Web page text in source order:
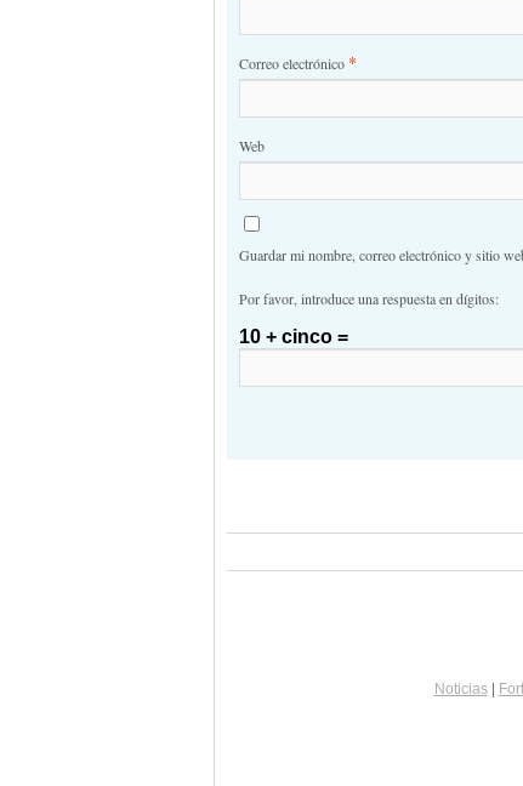
Correo electrónico *
Web
Guardar mi nombre, correo electrónico y sitio
Por favor, introduce una respuesta en dígitos:
10 + cinco =
Noticias|